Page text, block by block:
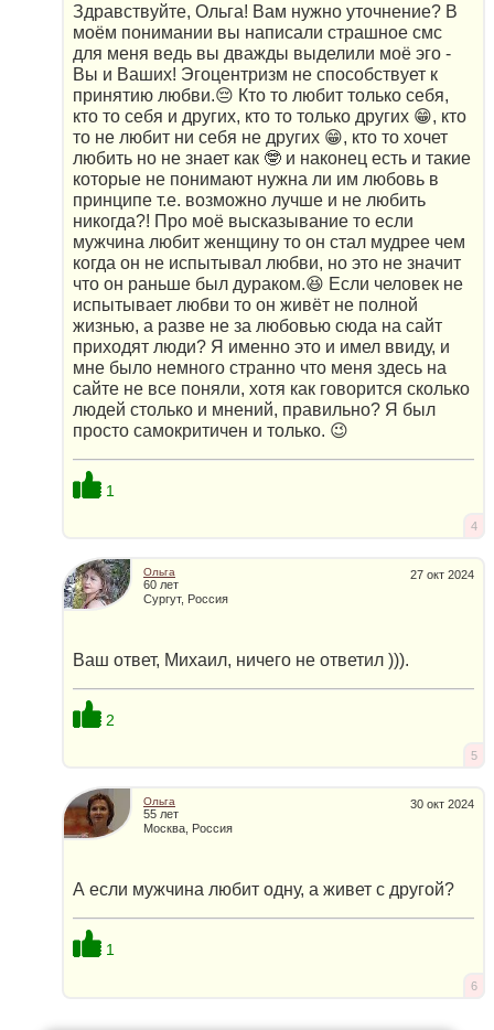
Здравствуйте, Ольга! Вам нужно уточнение? В
моём понимании вы написали страшное смс
для меня ведь вы дважды выделили моё эго -
Вы и Ваших! Эгоцентризм не способствует к
принятию любви.😔 Кто то любит только себя,
кто то себя и других, кто то только других 😁, кто
то не любит ни себя не других 😁, кто то хочет
любить но не знает как 🤓 и наконец есть и такие
которые не понимают нужна ли им любовь в
принципе т.е. возможно лучше и не любить
никогда?! Про моё высказывание то если
мужчина любит женщину то он стал мудрее чем
когда он не испытывал любви, но это не значит
что он раньше был дураком.😆 Если человек не
испытывает любви то он живёт не полной
жизнью, а разве не за любовью сюда на сайт
приходят люди? Я именно это и имел ввиду, и
мне было немного странно что меня здесь на
сайте не все поняли, хотя как говорится сколько
людей столько и мнений, правильно? Я был
просто самокритичен и только. 😉
1
4
27 окт 2024
Ольга
60 лет
Сургут, Россия
Ваш ответ, Михаил, ничего не ответил ))).
2
5
30 окт 2024
Ольга
55 лет
Москва, Россия
А если мужчина любит одну, а живет с другой?
1
6